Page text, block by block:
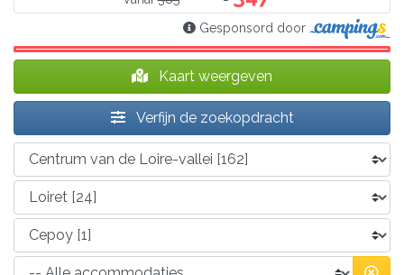
Gesponsord door
Kaart weergeven
Verfijn de zoekopdracht